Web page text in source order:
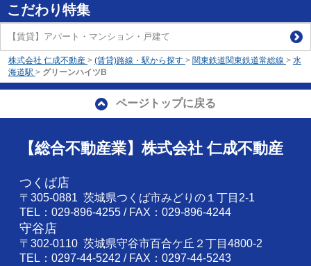
こだわり特集
【賃貸】アパート・マンション・戸建て
株式会社 仁成不動産 > (賃貸)路線・駅から探す > 関東鉄道関東鉄道常総線 > 水
海道駅 > グリーンハイツB
ページトップに戻る
【総合不動産業】株式会社 仁成不動産
つくば店
〒305-0881 茨城県つくば市みどりの１丁目2-1
TEL：029-896-4255 / FAX：029-896-4244
守谷店
〒302-0110 茨城県守谷市百合ケ丘２丁目4800-2
TEL：0297-44-5242 / FAX：0297-44-5243